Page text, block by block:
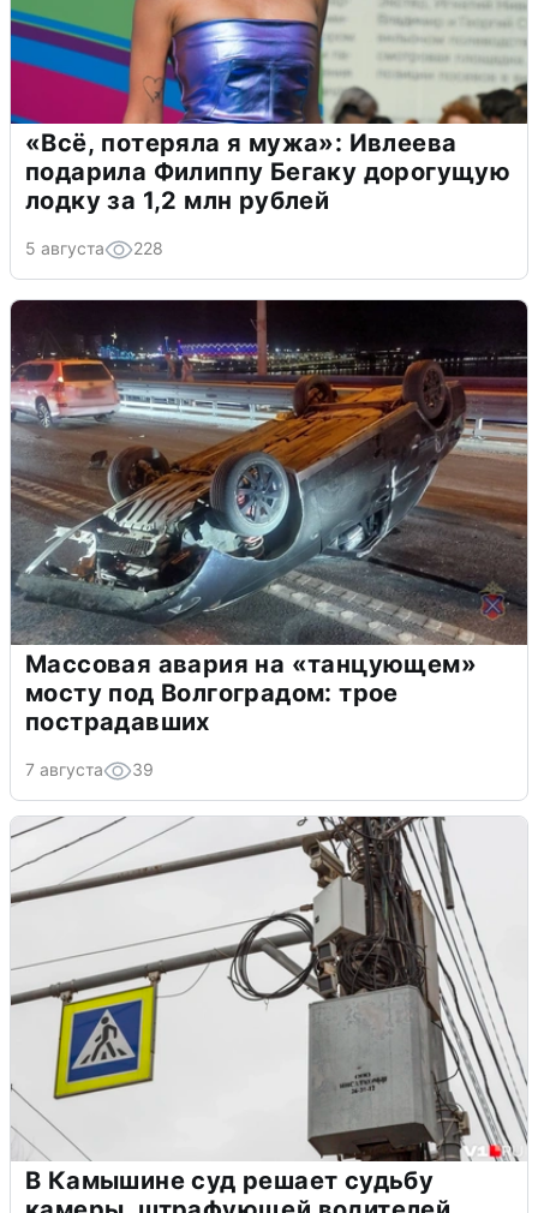
«Всё, потеряла я мужа»: Ивлеева
подарила Филиппу Бегаку дорогущую
лодку за 1,2 млн рублей
5 августа 228
Массовая авария на «танцующем»
мосту под Волгоградом: трое
пострадавших
7 августа 39
В Камышине суд решает судьбу